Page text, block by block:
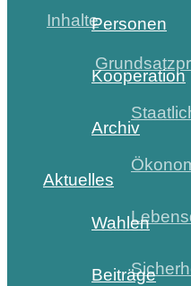
InhaltePersonen
Kooperation
Archiv
Aktuelles
Wahlen
Beiträge